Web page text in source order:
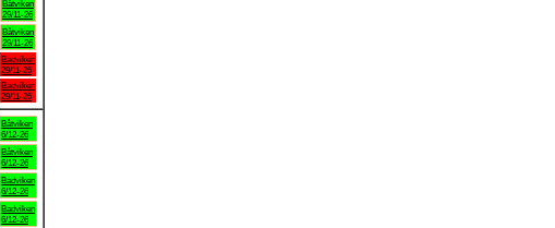
Båtviken
29/11-26
Båtviken
29/11-26
Badviken
29/11-26
Badviken
29/11-26
Båtviken
6/12-26
Båtviken
6/12-26
Badviken
6/12-26
Badviken
6/12-26